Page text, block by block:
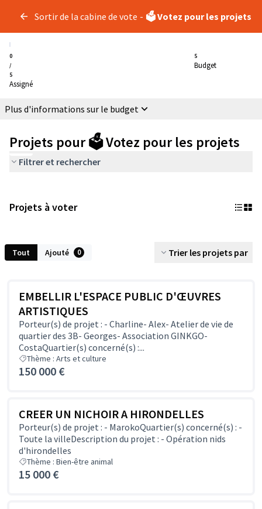
Sortir de la cabine de vote - 🗳️ Votez pour les projets
0
/
5
Assigné
5
Budget
Plus d'informations sur le budget
Projets pour 🗳️ Votez pour les projets
Filtrer et rechercher
Projets à voter
Tout Ajouté 0 Trier les projets par
EMBELLIR L'ESPACE PUBLIC D'ŒUVRES
ARTISTIQUES
Porteur(s) de projet : - Charline- Alex- Atelier de vie de
quartier des 3B- Georges- Association GINKGO-
CostaQuartier(s) concerné(s) :...
Thème : Arts et culture
150 000 €
CREER UN NICHOIR A HIRONDELLES
Porteur(s) de projet : - MarokoQuartier(s) concerné(s) : -
Toute la villeDescription du projet : - Opération nids
d'hirondelles
Thème : Bien-être animal
15 000 €